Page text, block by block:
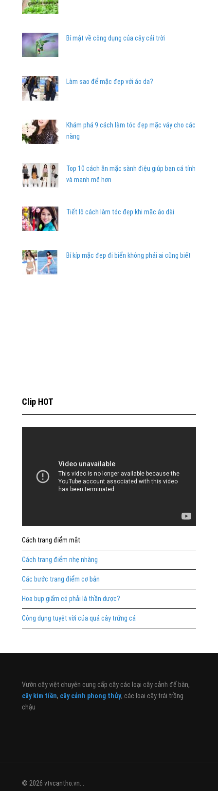
Bí mật về công dụng của cây cải trời
Làm sao để mặc đẹp với áo da?
Khám phá 9 cách làm tóc đẹp mặc váy cho các
nàng
Top 10 cách ăn mặc sành điệu giúp bạn cá tính
và mạnh mẽ hơn
Tiết lộ cách làm tóc đẹp khi mặc áo dài
Bí kíp mặc đẹp đi biển không phải ai cũng biết
Clip HOT
Cách trang điểm mắt
Cách trang điểm nhẹ nhàng
Các bước trang điểm cơ bản
Hoa bụp giấm có phải là thần dược?
Công dụng tuyệt vời của quả cây trứng cá
Vườn cây việt chuyên cung cấp cây các loại cây cảnh để bàn,
cây kim tiền, cây cảnh phong thủy, các loại cây trái trồng
chậu
© 2026 vtvcantho.vn. .